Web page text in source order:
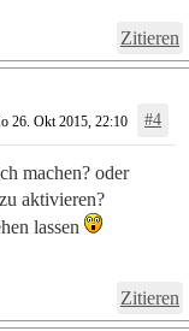
Zitieren
26. Okt 2015, 22:10 #4
machen? oder
aktivieren?
lassen
Zitieren